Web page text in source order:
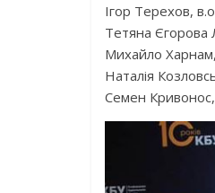
Ігор Терехов,
Тетяна Єгорова
Михайло Харнам,
Наталія
Семен